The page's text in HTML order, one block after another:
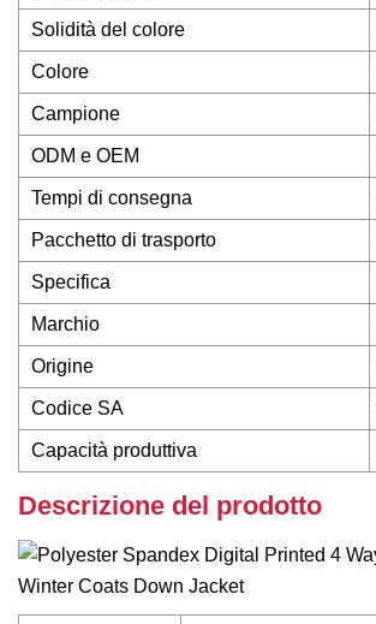
Solidità del colore
Colore
Campione
ODM e OEM
Tempi di consegna
Pacchetto di trasporto
Specifica
Marchio
Origine
Codice SA
Capacità produttiva
Descrizione del prodotto